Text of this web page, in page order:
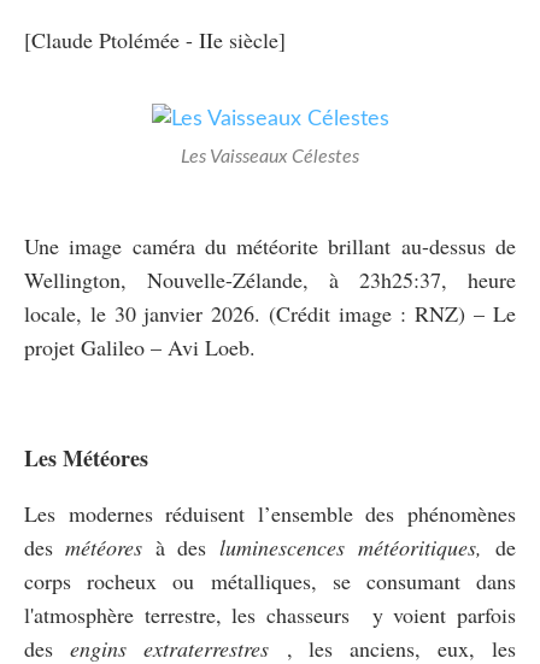
[Claude Ptolémée - IIe siècle]
Les Vaisseaux Célestes
Une image caméra du météorite brillant au-dessus de
Wellington, Nouvelle-Zélande, à 23h25:37, heure
locale, le 30 janvier 2026. (Crédit image : RNZ) – Le
projet Galileo – Avi Loeb.
Les Météores
Les modernes réduisent l’ensemble des phénomènes
desmétéores à desluminescences météoritiques, de
corps rocheux ou métalliques, se consumant dans
l'atmosphère terrestre, les chasseurs y voient parfois
des engins extraterrestres , les anciens, eux, les